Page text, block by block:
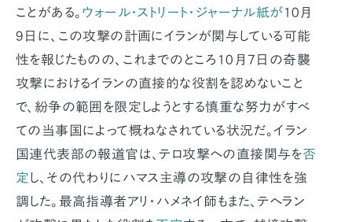
ことがある。 ウォール・ストリート・ジャーナル紙が10月
9日に、この攻撃の計画にイランが関与している可能
性を報じたものの、これまでのところ10月7日の奇襲
攻撃におけるイランの直接的な役割を認めないこと
で、紛争の範囲を限定しようとする慎重な努力がすべ
ての当事国によって概ねなされている状況だ。イラン
国連代表部の報道官は、テロ攻撃への直接関与を否
定し、その代わりにハマス主導の攻撃の自律性を強
調した。最高指導者アリ・ハメネイ師もまた、テヘラン